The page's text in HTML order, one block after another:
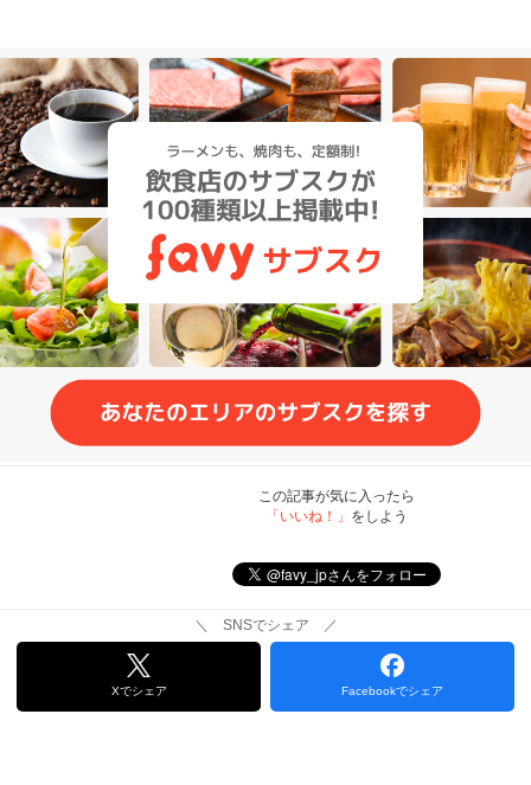
この記事が気に入ったら
「いいね！」 をしよう
＼ SNSでシェア ／
Xでシェア Facebookでシェア